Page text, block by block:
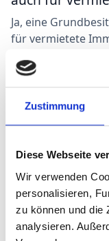
Zustimmung
Diese Webseite
Wir verwenden
personalisieren,
zu können und die
analysieren.
Ja, eine
für vermietete
anderen
in der Immobilie
Ist eine
gesetzlich
In den meisten
Pflicht zum
der Abschluss
bestimmten